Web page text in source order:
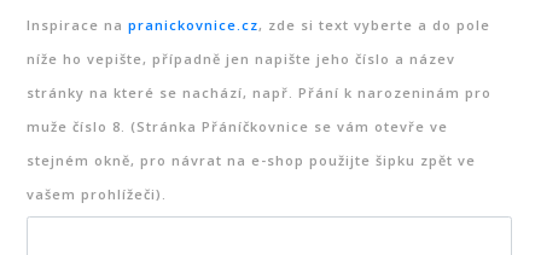
Inspirace na pranickovnice.cz, zde si text vyberte a do pole
níže ho vepište, případně jen napište jeho číslo a název
stránky na které se nachází, např. Přání k narozeninám pro
muže číslo 8. (Stránka Přáníčkovnice se vám otevře ve
stejném okně, pro návrat na e-shop použijte šipku zpět ve
vašem prohlížeči).